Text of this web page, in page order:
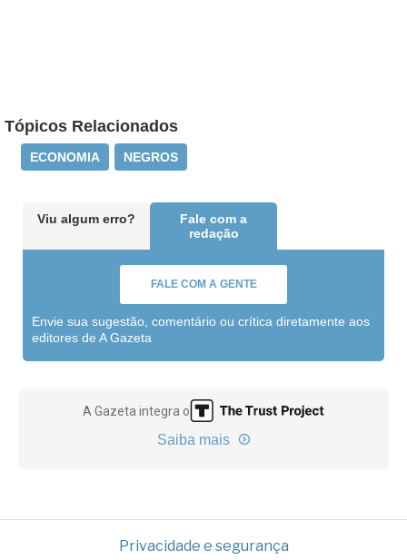
Tópicos Relacionados
ECONOMIA NEGROS
Viu algum erro?
Fale com a
redação
FALE COM A GENTE
Envie sua sugestão, comentário ou crítica diretamente aos
editores de A Gazeta
A Gazeta integra o
Saiba mais
Privacidade e segurança